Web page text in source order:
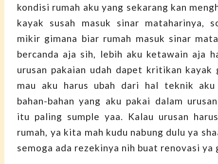
kondisi rumah aku yang sekarang kan
kayak susah masuk sinar mataharinya,
mikir gimana biar rumah masuk sinar
bercanda aja sih, lebih aku ketawain aja
urusan pakaian udah dapet kritikan kayak
mau aku harus ubah dari hal teknik aku
bahan-bahan yang aku pakai dalam
itu paling sumple yaa. Kalau urusan
rumah, ya kita mah kudu nabung dulu ya
semoga ada rezekinya nih buat renovasi ya